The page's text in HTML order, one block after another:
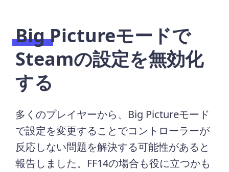
Big Pictureモードで
Steamの設定を無効化
する
多くのプレイヤーから、Big Pictureモード
で設定を変更することでコントローラーが
反応しない問題を解決する可能性があると
報告しました。FF14の場合も役に立つかも